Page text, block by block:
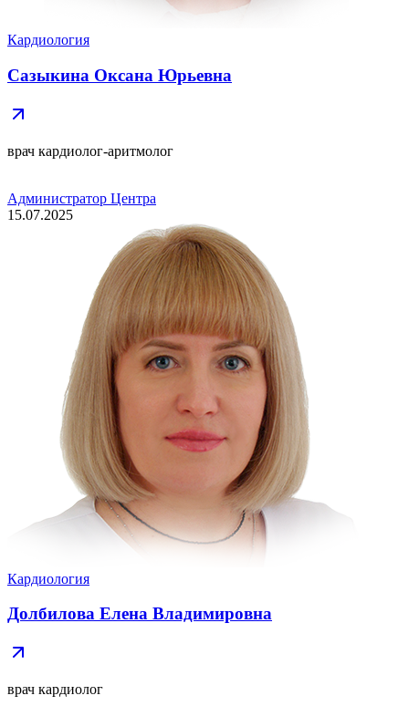
Кардиология
Сазыкина Оксана Юрьевна
врач кардиолог-аритмолог
Администратор Центра
15.07.2025
Кардиология
Долбилова Елена Владимировна
врач кардиолог